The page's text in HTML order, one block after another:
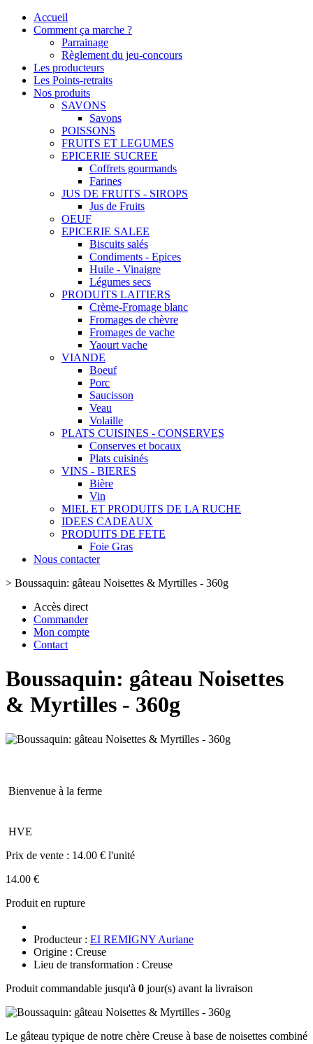
Accueil
Comment ça marche ?
Parrainage
Règlement du jeu-concours
Les producteurs
Les Points-retraits
Nos produits
SAVONS
Savons
POISSONS
FRUITS ET LEGUMES
EPICERIE SUCREE
Coffrets gourmands
Farines
JUS DE FRUITS - SIROPS
Jus de Fruits
OEUF
EPICERIE SALEE
Biscuits salés
Condiments - Epices
Huile - Vinaigre
Légumes secs
PRODUITS LAITIERS
Crème-Fromage blanc
Fromages de chèvre
Fromages de vache
Yaourt vache
VIANDE
Boeuf
Porc
Saucisson
Veau
Volaille
PLATS CUISINES - CONSERVES
Conserves et bocaux
Plats cuisinés
VINS - BIERES
Bière
Vin
MIEL ET PRODUITS DE LA RUCHE
IDEES CADEAUX
PRODUITS DE FETE
Foie Gras
Nous contacter
> Boussaquin: gâteau Noisettes & Myrtilles - 360g
Accès direct
Commander
Mon compte
Contact
Boussaquin: gâteau Noisettes
& Myrtilles - 360g
Bienvenue à la ferme
HVE
Prix de vente : 14.00 € l'unité
14.00 €
Produit en rupture
Producteur : EI REMIGNY Auriane
Origine : Creuse
Lieu de transformation : Creuse
Produit commandable jusqu'à 0 jour(s) avant la livraison
Le gâteau typique de notre chère Creuse à base de noisettes combiné